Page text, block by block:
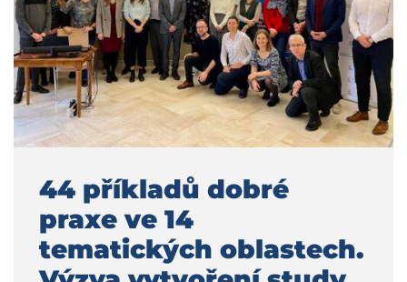
44 příkladů dobré
praxe ve 14
tematických oblastech.